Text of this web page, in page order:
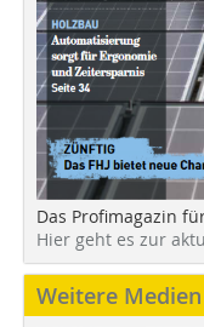
Das Profimagazin
Hier geht es zur
Weitere